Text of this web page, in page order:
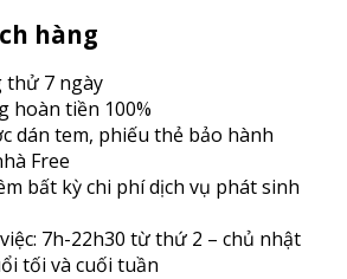
hàng
thử 7 ngày
hoàn tiền 100%
dán tem, phiếu thẻ bảo hành
Free
bất kỳ chi phí dịch vụ phát sinh
7h-22h30 từ thứ 2 – chủ nhật
tối và cuối tuần